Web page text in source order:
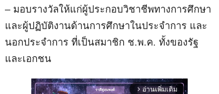
– มอบรางวัลให้แก่ผู้ประกอบวิชาชีพทางการศึกษา
และผู้ปฏิบัติงานด้านการศึกษาในประจำการ และ
นอกประจำการ ที่เป็นสมาชิก ช.พ.ค. ทั้งของรัฐ
และเอกชน
arrow_forward_ios อ่านเพิ่มเติม